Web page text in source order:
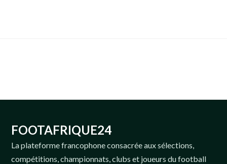
FOOTAFRIQUE24
La plateforme francophone consacrée aux sélections,
compétitions, championnats, clubs et joueurs du football